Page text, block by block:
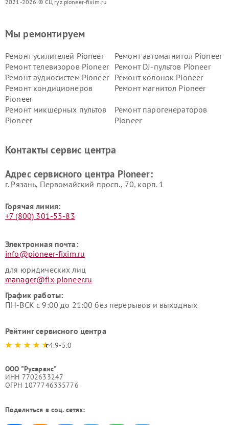
2021-2026 © СЦ ryz.pioneer-fixim.ru
Мы ремонтируем
Ремонт усилителей Pioneer
Ремонт автомагнитол Pioneer
Ремонт телевизоров Pioneer
Ремонт DJ-пультов Pioneer
Ремонт аудиосистем Pioneer
Ремонт колонок Pioneer
Ремонт кондиционеров
Pioneer
Ремонт магнитол Pioneer
Ремонт микшерных пультов
Pioneer
Ремонт парогенераторов
Pioneer
Контакты сервис центра
Адрес сервисного центра Pioneer:
г. Рязань, Первомайский просп., 70, корп. 1
Горячая линия:
+7 (800) 301-55-83
Электронная почта:
info@pioneer-fixim.ru
для юридических лиц
manager@fix-pioneer.ru
График работы:
ПН-ВСК с 9:00 до 21:00 без перерывов и выходных
Рейтинг сервисного центра
4.9-5.0
ООО "Русервис"
ИНН 7702633247
ОГРН 1077746335776
Поделиться в соц. сетях: